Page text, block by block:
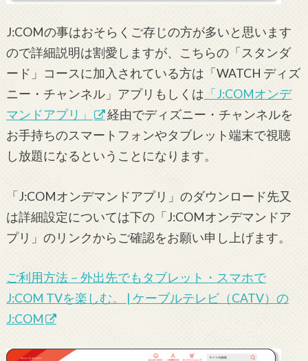
J:COMの事はおそらくご存じの方が多いと思います
ので詳細説明は割愛しますが、こちらの「スタンダ
ード」コースに加入されている方は「WATCH ディズ
ニー・チャンネル」アプリもしくは 「J:COMオンデ
マンドアプリ」
経由でディズニー・チャンネルを
お手持ちのスマートフォンやタブレット端末で視聴
し放題になるということになります。
「J:COMオンデマンドアプリ」のダウンロード先又
は詳細設定については下の「J:COMオンデマンドア
プリ」のリンクからご確認をお願い申し上げます。
ご利用方法－外出先でもタブレット・スマホで
J:COM TVを楽しむ。 | ケーブルテレビ（CATV）の
J:COM